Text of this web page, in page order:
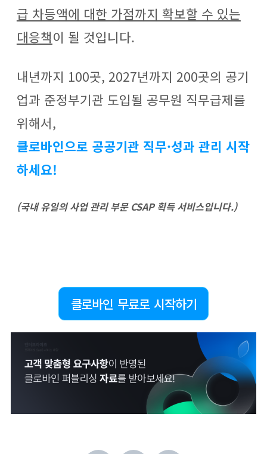
급 차등액에 대한 가점까지 확보할 수 있는
대응책이 될 것입니다.
내년까지 100곳, 2027년까지 200곳의 공기
업과 준정부기관 도입될 공무원 직무급제를
위해서,
클로바인으로 공공기관 직무·성과 관리 시작
하세요!
(국내 유일의 사업 관리 부문 CSAP 획득 서비스입니다.)
클로바인 무료로 시작하기